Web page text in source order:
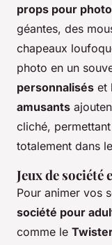
props pour
géantes, des
chapeaux
photo en un
personnalisés et
amusants
cliché,
totalement dans
Jeux de
Pour animer vos
société pour
comme le